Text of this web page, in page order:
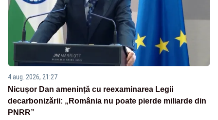
4 aug. 2026, 21:27
Nicușor Dan amenință cu reexaminarea Legii
decarbonizării: „România nu poate pierde miliarde din
PNRR”